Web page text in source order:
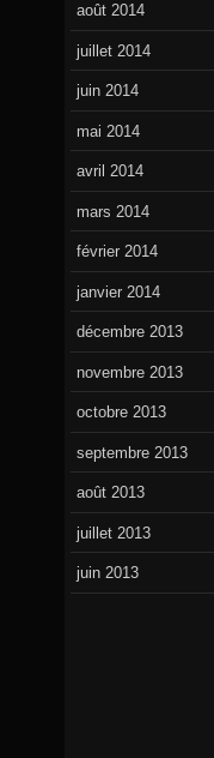
août 2014
juillet 2014
juin 2014
mai 2014
avril 2014
mars 2014
février 2014
janvier 2014
décembre 2013
novembre 2013
octobre 2013
septembre 2013
août 2013
juillet 2013
juin 2013